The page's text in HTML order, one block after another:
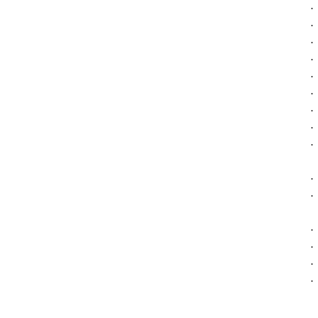
·
·
·
·
·
·
·
·
·
·
·
·
·
·
·